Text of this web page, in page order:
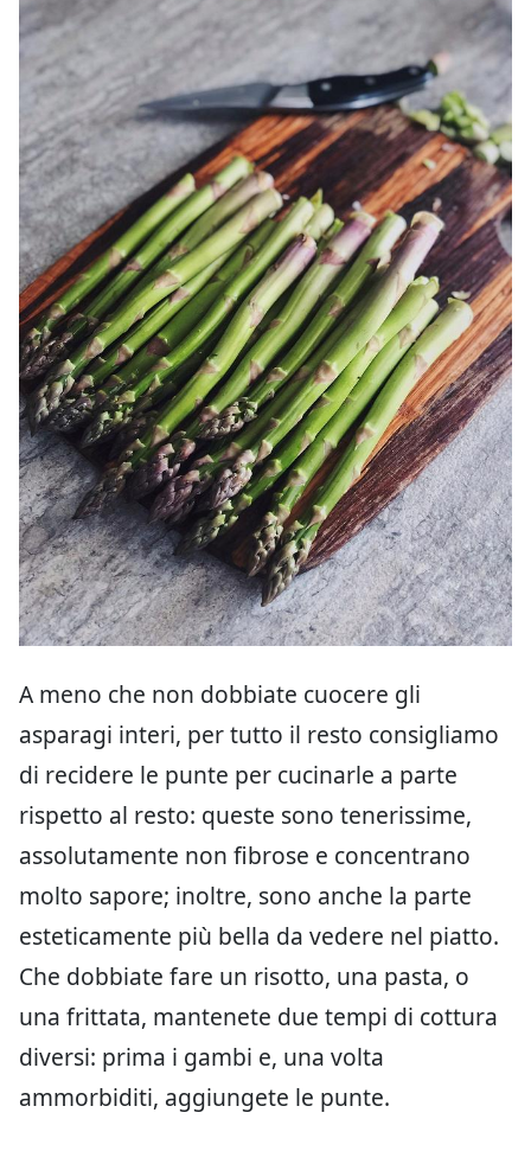
A meno che non dobbiate cuocere gli
asparagi interi, per tutto il resto consigliamo
di recidere le punte per cucinarle a parte
rispetto al resto: queste sono tenerissime,
assolutamente non fibrose e concentrano
molto sapore; inoltre, sono anche la parte
esteticamente più bella da vedere nel piatto.
Che dobbiate fare un risotto, una pasta, o
una frittata, mantenete due tempi di cottura
diversi: prima i gambi e, una volta
ammorbiditi, aggiungete le punte.